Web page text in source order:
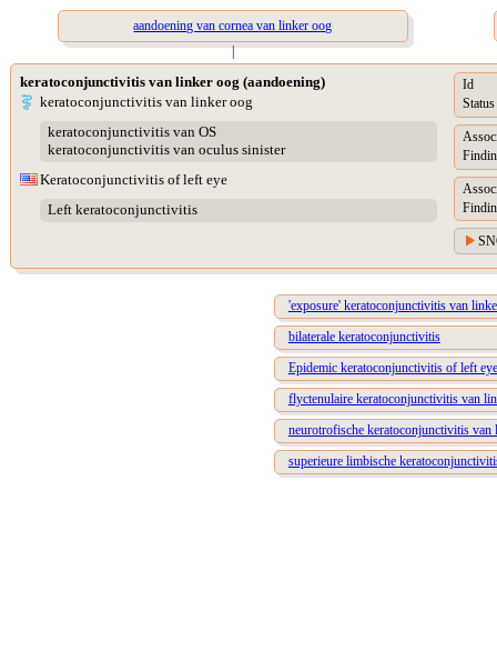
aandoening van cornea van linker oog
|
keratoconjunctivitis van linker oog (aandoening)
keratoconjunctivitis van linker oog
keratoconjunctivitis van OS
keratoconjunctivitis van oculus sinister
Keratoconjunctivitis of left eye
Left keratoconjunctivitis
Id
Status
'exposure' keratoconjunctivitis van
bilaterale keratoconjunctivitis
Epidemic keratoconjunctivitis of left eye
flyctenulaire keratoconjunctivitis van
neurotrofische keratoconjunctivitis van
superieure limbische